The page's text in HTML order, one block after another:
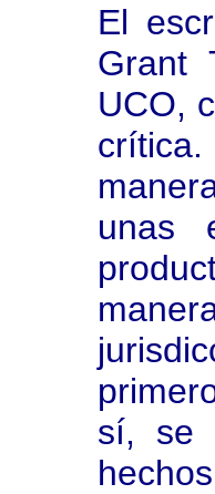
El
Grant
UCO,
unas
sí, se